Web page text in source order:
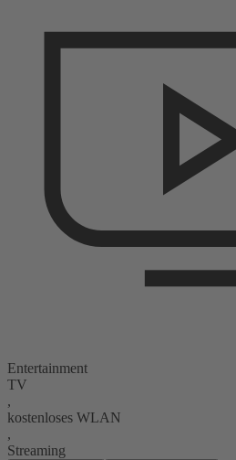
Entertainment
TV
,
kostenloses WLAN
,
Streaming